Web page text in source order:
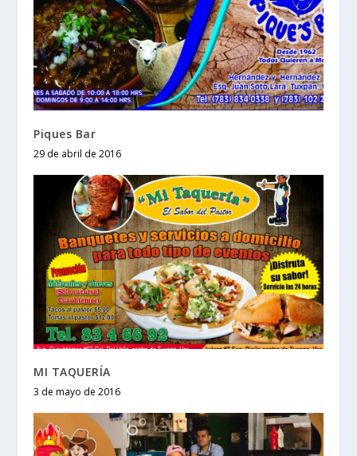
Piques Bar
29 de abril de 2016
MI TAQUERÍA
3 de mayo de 2016